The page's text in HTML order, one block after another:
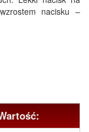
nacisku –